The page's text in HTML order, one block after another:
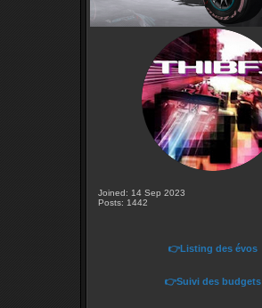
Joined: 14 Sep 2023
Posts: 1442
👉Listing des évos
👉Suivi des budgets